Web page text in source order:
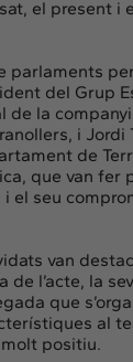
el present i
parlaments
del Grup
de la
i Jordi
de
que van fer
i el seu
van
de l’acte, la
que
al
positiu.